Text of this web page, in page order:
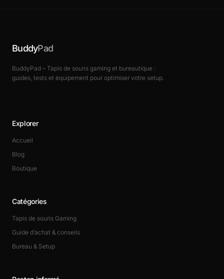
BuddyPad
BuddyPad – Tapis de souris gaming et bureautique :
guides, tests et équipement pour optimiser votre setup.
Explorer
Accueil
Blog
Boutique
Catégories
Tapis de souris Gaming
Guide d’achat & conseils
Bureau & Setup